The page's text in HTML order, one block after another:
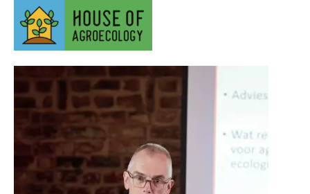
Luc Meeuwissen2